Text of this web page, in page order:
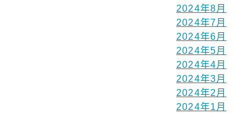
2024年8月
2024年7月
2024年6月
2024年5月
2024年4月
2024年3月
2024年2月
2024年1月